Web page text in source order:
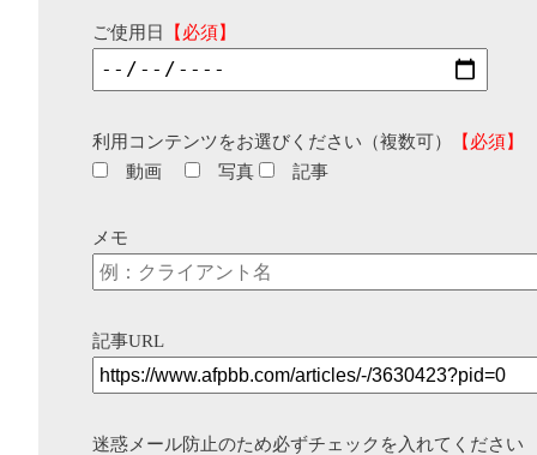
ご使用日 【必須】
利用コンテンツをお選びください（複数可）
【必須】
動画
写真 記事
メモ
記事URL
迷惑メール防止のため必ずチェックを入れてください